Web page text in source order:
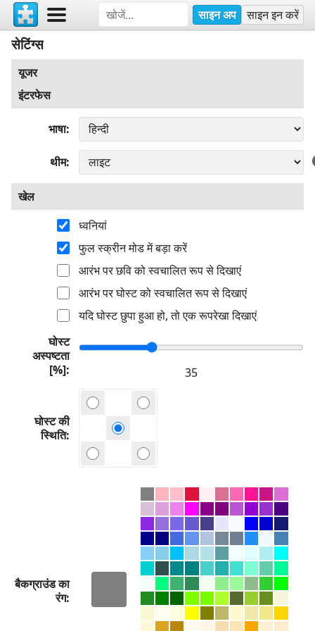
साइन अप साइन इन करें
सेटिंग्स
यूजर
इंटरफेस
भाषा
थीम
खेल
ध्वनियां
फुल स्क्रीन मोड में बड़ा करें
आरंभ पर छवि को स्वचालित रूप से दिखाएं
आरंभ पर घोस्ट को स्वचालित रूप से दिखाएं
यदि घोस्ट छुपा हुआ हो, तो एक रूपरेखा दिखाएं
घोस्ट
अस्पष्टता
[%]
घोस्ट की
स्थिति
बैकग्राउंड का
रंग